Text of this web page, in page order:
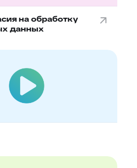
на обработку
данных